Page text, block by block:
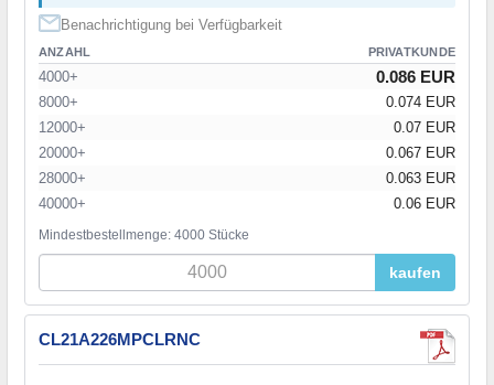
Benachrichtigung bei Verfügbarkeit
ANZAHL PRIVATKUNDE
4000+ 0.086 EUR
8000+
0.074 EUR
12000+
0.07 EUR
20000+
0.067 EUR
28000+
0.063 EUR
40000+
0.06 EUR
Mindestbestellmenge: 4000 Stücke
kaufen
CL21A226MPCLRNC